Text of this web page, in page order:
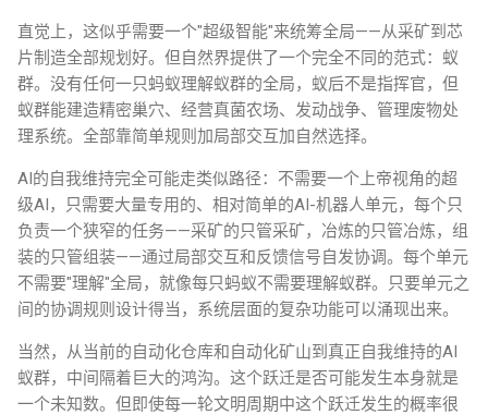
直觉上，这似乎需要一个"超级智能"来统筹全局——从采矿到芯
片制造全部规划好。但自然界提供了一个完全不同的范式：蚁
群。没有任何一只蚂蚁理解蚁群的全局，蚁后不是指挥官，但
蚁群能建造精密巢穴、经营真菌农场、发动战争、管理废物处
理系统。全部靠简单规则加局部交互加自然选择。
AI的自我维持完全可能走类似路径：不需要一个上帝视角的超
级AI，只需要大量专用的、相对简单的AI-机器人单元，每个只
负责一个狭窄的任务——采矿的只管采矿，冶炼的只管冶炼，组
装的只管组装——通过局部交互和反馈信号自发协调。每个单元
不需要"理解"全局，就像每只蚂蚁不需要理解蚁群。只要单元之
间的协调规则设计得当，系统层面的复杂功能可以涌现出来。
当然，从当前的自动化仓库和自动化矿山到真正自我维持的AI
蚁群，中间隔着巨大的鸿沟。这个跃迁是否可能发生本身就是
一个未知数。但即使每一轮文明周期中这个跃迁发生的概率很